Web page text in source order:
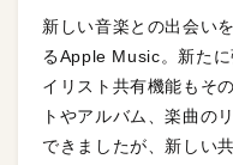
新しい音楽との出会い
るApple Music。新た
イリスト共有機能もそ
トやアルバム、楽曲の
できましたが、新しい